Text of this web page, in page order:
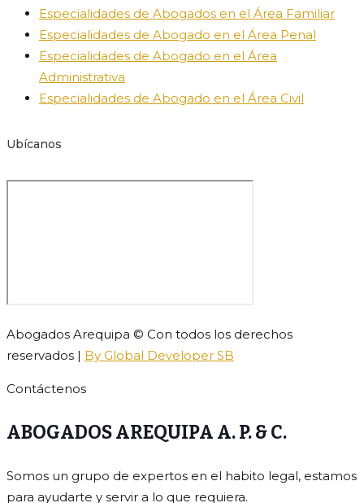
Especialidades de Abogados en el Área Familiar
Especialidades de Abogado en el Área Penal
Especialidades de Abogado en el Área
Administrativa
Especialidades de Abogado en el Área Civil
Ubícanos
Abogados Arequipa © Con todos los derechos
reservados | By Global Developer SB
Contáctenos
ABOGADOS AREQUIPA A. P. & C.
Somos un grupo de expertos en el habito legal, estamos
para ayudarte y servir a lo que requiera.